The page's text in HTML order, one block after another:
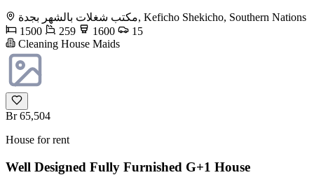
مكتب شغلات بالشهر بجدة, Keficho Shekicho, Southern Nations
1500
259 1600
15
Cleaning House Maids
Br 65,504
House for rent
Well Designed Fully Furnished G+1 House